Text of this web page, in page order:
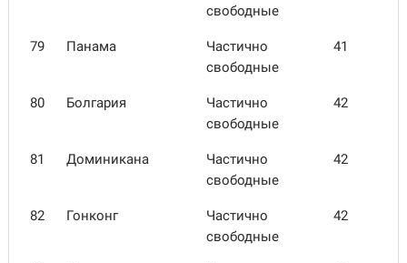
свободные
79 Панама
Частично
свободные
41
80 Болгария
Частично
свободные
42
81 Домини­кана
Частично
свободные
42
82 Гонконг
Частично
свободные
42